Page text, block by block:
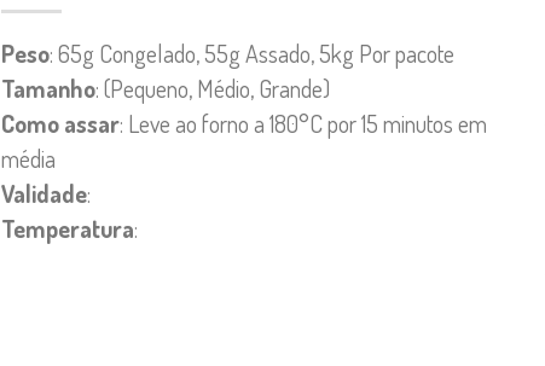
Peso: 65g Congelado, 55g Assado, 5kg Por pacote
Tamanho: (Pequeno, Médio, Grande)
Como assar: Leve ao forno a 180°C por 15 minutos em
média
Validade:
Temperatura: